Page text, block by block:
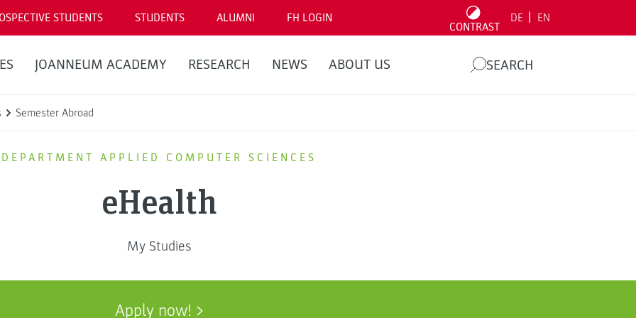
STUDENTS STUDENTS ALUMNI FH LOGIN
CONTRAST
DE EN
JOANNEUM ACADEMY RESEARCH NEWS ABOUT US SEARCH
Semester Abroad
DEPARTMENT APPLIED COMPUTER SCIENCES
eHealth
My Studies
Apply now!